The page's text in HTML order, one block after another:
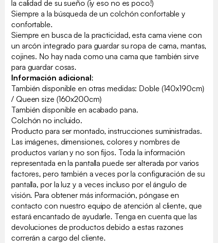
la calidad de su sueño (¡y eso no es poco!)
Siempre a la búsqueda de un colchón confortable y
confortable.
Siempre en busca de la practicidad, esta cama viene con
un arcón integrado para guardar su ropa de cama, mantas,
cojines. No hay nada como una cama que también sirve
para guardar cosas.
Información adicional:
También disponible en otras medidas: Doble (140x190cm)
/ Queen size (160x200cm)
También disponible en acabado pana.
Colchón no incluido.
Producto para ser montado, instrucciones suministradas.
Las imágenes, dimensiones, colores y nombres de
productos varían y no son fijos. Toda la información
representada en la pantalla puede ser alterada por varios
factores, pero también a veces por la configuración de su
pantalla, por la luz y a veces incluso por el ángulo de
visión. Para obtener más información, póngase en
contacto con nuestro equipo de atención al cliente, que
estará encantado de ayudarle. Tenga en cuenta que las
devoluciones de productos debido a estas razones
correrán a cargo del cliente.